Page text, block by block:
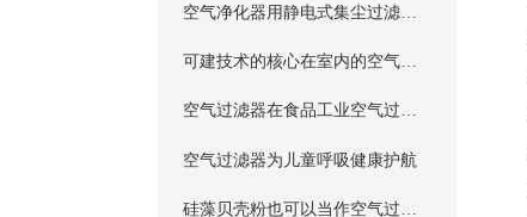
空气净化器用静电式集尘过滤器行业标准
可建技术的核心在室内的空气过滤器净化技术
空气过滤器在食品工业空气过滤保驾护航
空气过滤器为儿童呼吸健康护航